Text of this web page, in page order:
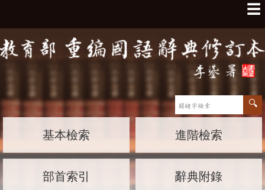
☰
基本檢索 進階檢索
部首索引 辭典附錄